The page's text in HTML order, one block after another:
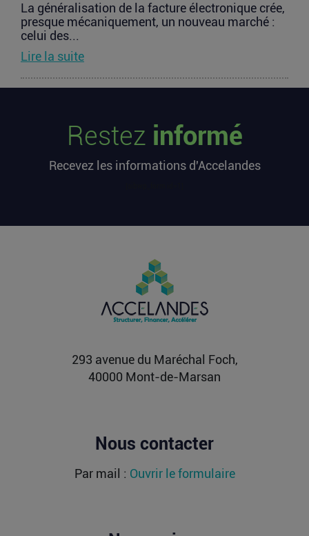
La généralisation de la facture électronique crée,
presque mécaniquement, un nouveau marché :
celui des...
Lire la suite
digitalise l’accompagnement des
voyageurs
Les formalités de voyage demeurent l’une des
zones les moins fluides de l’expérience
de l’argent dans une sortie à 2,25
milliards de dollars ?
Après avoir levé près de 1,4 milliard de dollars et
atteint une valorisation de 11,7 milliards fin
Lire la suite
Restez informé
Recevez les informations d'Accelandes
293 avenue du Maréchal Foch,
40000 Mont-de-Marsan
Nous contacter
Par mail : Ouvrir le formulaire